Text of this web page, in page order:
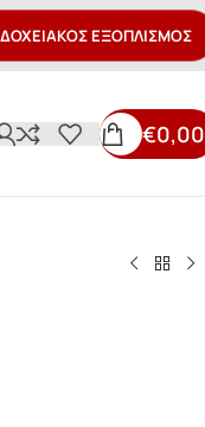
ΕΞΟΠΛΙΣΜΌΣ
€0,00